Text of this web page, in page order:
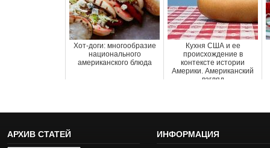
Хот-доги: многообразие
национального
американского блюда
Кухня США и ее
происхождение в
контексте истории
Америки. Американский
взгляд
АРХИВ СТАТЕЙ ИНФОРМАЦИЯ